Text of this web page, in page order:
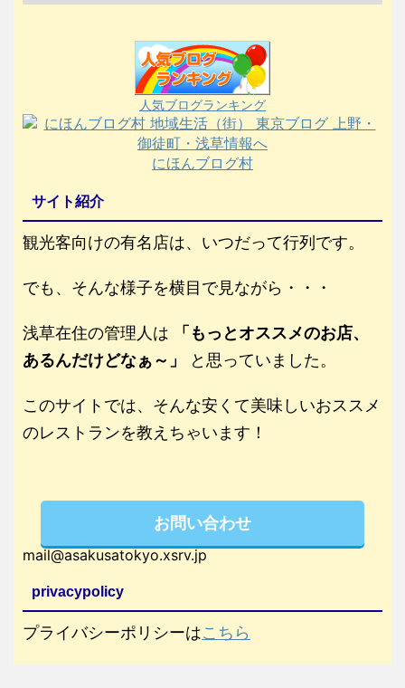
人気ブログランキング
にほんブログ村
サイト紹介
観光客向けの有名店は、いつだって行列です。
でも、そんな様子を横目で見ながら・・・
浅草在住の管理人は
「もっとオススメのお店、
あるんだけどなぁ～」
と思っていました。
このサイトでは、そんな安くて美味しいおススメ
のレストランを教えちゃいます！
お問い合わせ
mail@asakusatokyo.xsrv.jp
privacypolicy
プライバシーポリシーはこちら